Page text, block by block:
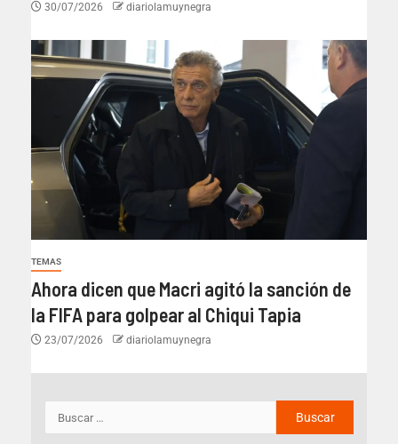
30/07/2026 diariolamuynegra
TEMAS
Ahora dicen que Macri agitó la sanción de
la FIFA para golpear al Chiqui Tapia
23/07/2026 diariolamuynegra